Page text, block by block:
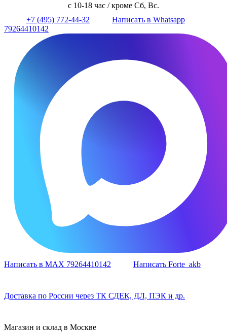
с 10-18 час / кроме Сб, Вс.
+7 (495) 772-44-32
Написать в Whatsapp
79264410142
Написать в MAX 79264410142 Написать Forte_akb
Доставка по России через ТК СДЕК, ДЛ, ПЭК и др.
Магазин и склад в Москве